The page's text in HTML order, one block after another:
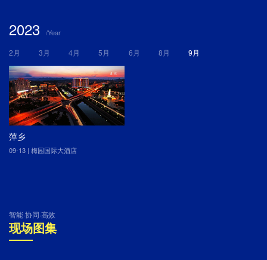
2023 /Year
2月 3月 4月 5月 6月 8月 9月
萍乡
09-13 | 梅园国际大酒店
智能·协同·高效
现场图集